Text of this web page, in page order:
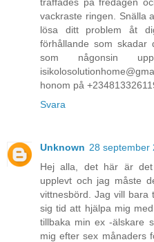
vackraste ringen. Snälla
lösa ditt problem åt
förhållande som skadar
som någonsin
honom på
Svara
Unknown 28 september
Hej alla, det här är det
upplevt och jag måste
vittnesbörd. Jag vill bara
sig tid att hjälpa mig
tillbaka min ex -älskare
mig efter sex månaders